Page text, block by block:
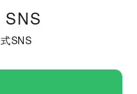
SNS